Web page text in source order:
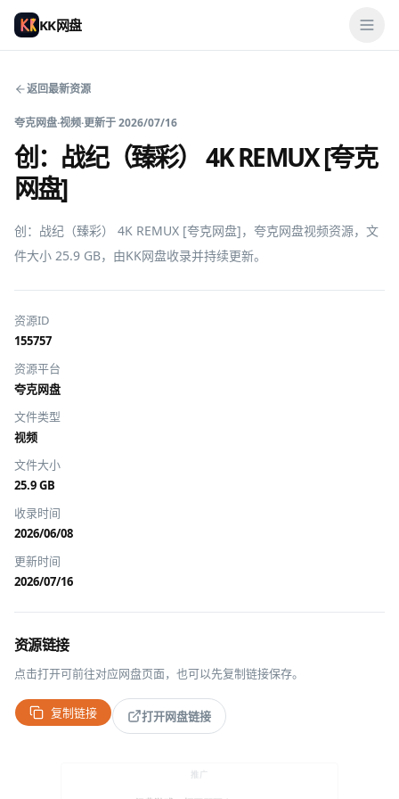
KK网盘
返回最新资源
夸克网盘·视频·更新于2026/07/16
创：战纪（臻彩） 4K REMUX [夸克
网盘]
创：战纪（臻彩） 4K REMUX [夸克网盘]，夸克网盘视频资源，文
件大小 25.9 GB，由KK网盘收录并持续更新。
资源ID
155757
资源平台
夸克网盘
文件类型
视频
文件大小
25.9 GB
收录时间
2026/06/08
更新时间
2026/07/16
资源链接
点击打开可前往对应网盘页面，也可以先复制链接保存。
复制链接 打开网盘链接
推广